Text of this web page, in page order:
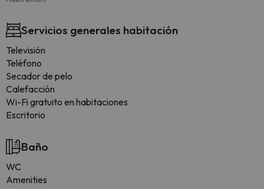
Servicios generales habitación
Televisión
Teléfono
Secador de pelo
Calefacción
Wi-Fi gratuito en habitaciones
Escritorio
Baño
WC
Amenities